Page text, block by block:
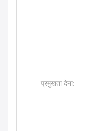
प्रमुखता देना: